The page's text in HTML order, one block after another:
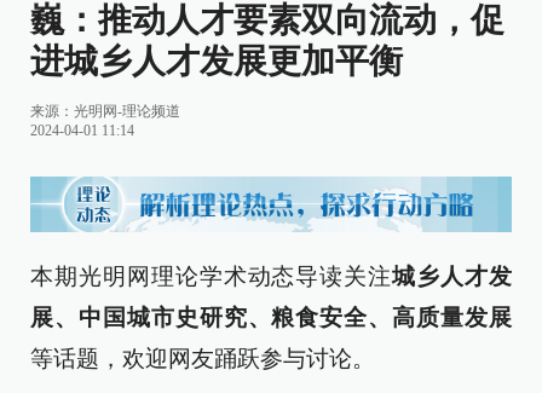
巍：推动人才要素双向流动，促
进城乡人才发展更加平衡
来源： 光明网-理论频道
2024-04-01 11:14
本期光明网理论学术动态导读关注城乡人才发
展、中国城市史研究、粮食安全、高质量发展
等话题，欢迎网友踊跃参与讨论。